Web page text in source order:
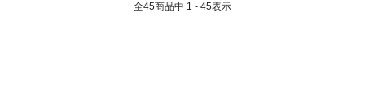
全45商品中 1 - 45表示